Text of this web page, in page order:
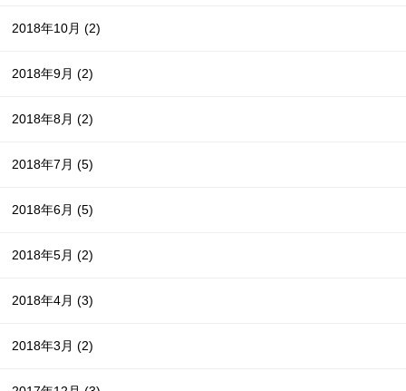
2018年10月(2)
2018年9月(2)
2018年8月(2)
2018年7月(5)
2018年6月(5)
2018年5月(2)
2018年4月(3)
2018年3月(2)